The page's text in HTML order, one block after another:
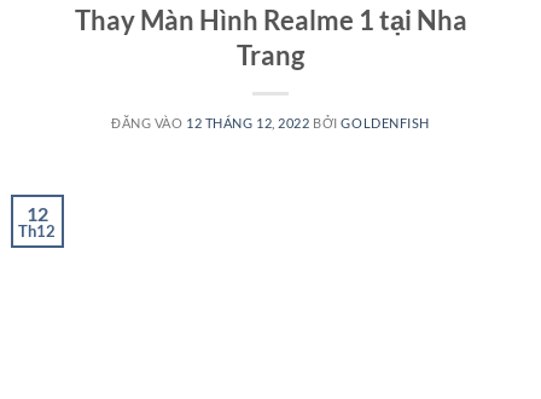
Thay Màn Hình Realme 1 tại Nha
Trang
ĐĂNG VÀO 12 THÁNG 12, 2022 BỞIGOLDENFISH
12
Th12